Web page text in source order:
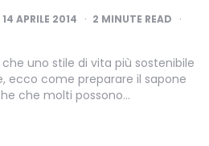
14 APRILE 2014 2 MINUTE READ
uno stile di vita più sostenibile
ecco come preparare il sapone
che molti possono…